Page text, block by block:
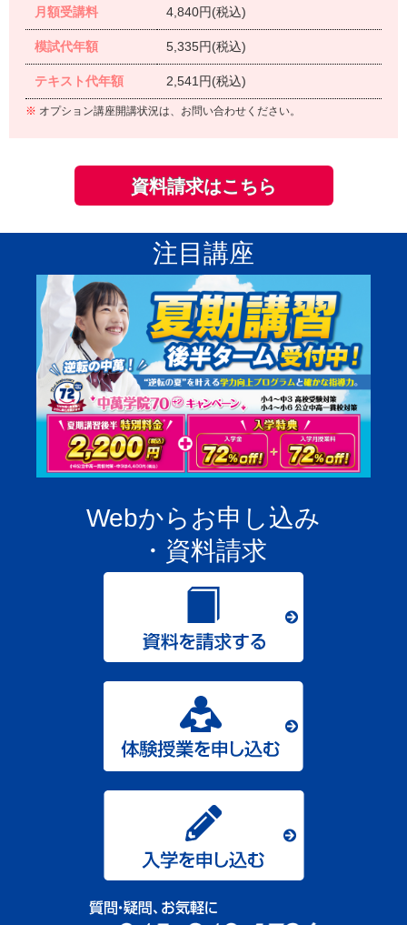
月額受講料 4,840円(税込)
模試代年額 5,335円(税込)
テキスト代年額 2,541円(税込)
※ オプション講座開講状況は、お問い合わせください。
資料請求はこちら
注目講座
Webからお申し込み
・資料請求